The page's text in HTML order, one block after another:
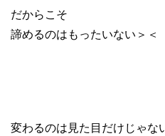
だからこそ
諦めるのはもったいない＞＜
変わるのは見た目だけじゃな